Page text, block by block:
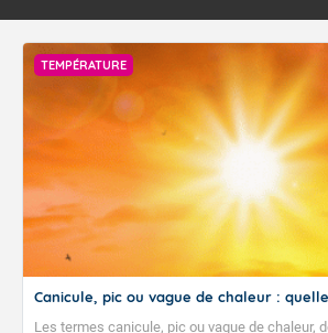
TEMPÉRATURE
Canicule, pic ou vague de chaleur :
Les termes canicule, pic ou vague de chaleur,